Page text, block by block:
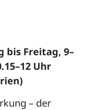
bis Freitag, 9–
Uhr
– der